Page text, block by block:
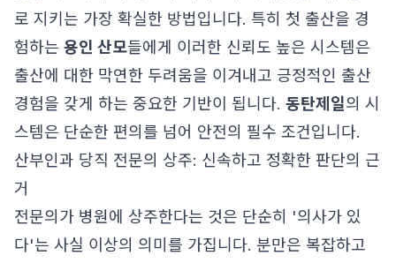
로 지키는 가장 확실한 방법입니다. 특히 첫 출산을 경
험하는 용인 산모들에게 이러한 신뢰도 높은 시스템은
출산에 대한 막연한 두려움을 이겨내고 긍정적인 출산
경험을 갖게 하는 중요한 기반이 됩니다. 동탄제일의 시
스템은 단순한 편의를 넘어 안전의 필수 조건입니다.
산부인과 당직 전문의 상주: 신속하고 정확한 판단의 근
거
전문의가 병원에 상주한다는 것은 단순히 '의사가 있
다'는 사실 이상의 의미를 가집니다. 분만은 복잡하고